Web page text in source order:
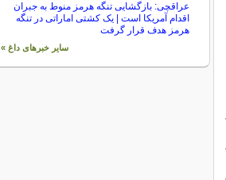
عراقچی: بازگشایی تنگه هرمز منوط به جبران
اقدام آمریکا است | یک کشتی اماراتی در تنگه
هرمز هدف قرار گرفت
سایر خبرهای داغ »